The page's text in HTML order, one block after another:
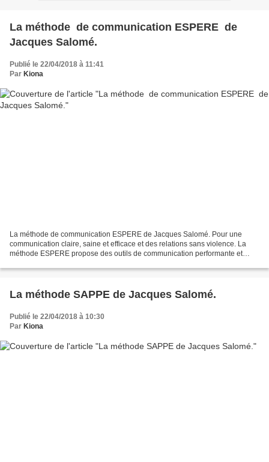
La méthode de communication ESPERE de
Jacques Salomé.
Publié le 22/04/2018 à 11:41
Par Kiona
La méthode de communication ESPERE de Jacques Salomé. Pour une
communication claire, saine et efficace et des relations sans violence. La
méthode ESPERE propose des outils de communication performante et
La méthode SAPPE de Jacques Salomé.
Publié le 22/04/2018 à 10:30
Par Kiona